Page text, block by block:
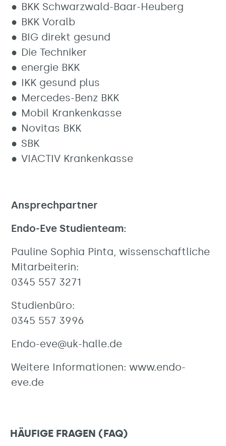
BKK Schwarzwald-Baar-Heuberg
BKK Voralb
BIG direkt gesund
Die Techniker
energie BKK
IKK gesund plus
Mercedes-Benz BKK
Mobil Krankenkasse
Novitas BKK
SBK
VIACTIV Krankenkasse
Ansprechpartner
Endo-Eve Studienteam:
Pauline Sophia Pinta, wissenschaftliche
Mitarbeiterin:
0345 557 3271
Studienbüro:
0345 557 3996
Endo-eve@uk-halle.de
Weitere Informationen: www.endo-
eve.de
HÄUFIGE FRAGEN (FAQ)